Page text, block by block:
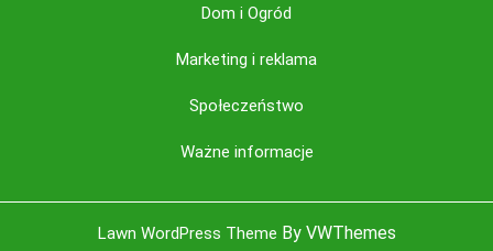
Dom i Ogród
Marketing i reklama
Społeczeństwo
Ważne informacje
Lawn WordPress Theme By VWThemes